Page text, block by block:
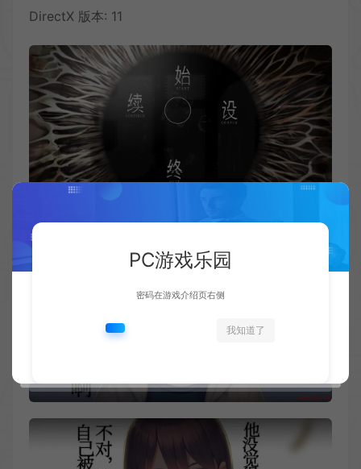
DirectX 版本: 11
PC游戏乐园
密码在游戏介绍页右侧
我知道了